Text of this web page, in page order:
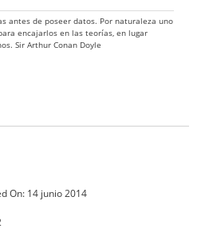
antes de poseer datos. Por naturaleza uno
encajarlos en las teorías, en lugar
Sir Arthur Conan Doyle
On: 14 junio 2014